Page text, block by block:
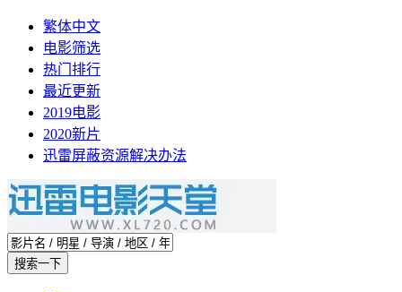
繁体中文
电影筛选
热门排行
最近更新
2019电影
2020新片
迅雷屏蔽资源解决办法